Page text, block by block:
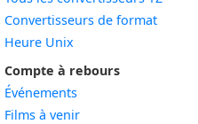
Convertisseurs de format
Heure Unix
Compte à rebours
Événements
Films à venir